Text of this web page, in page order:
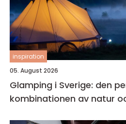
inspiration
05. August 2026
Glamping i Sverige: den
kombinationen av natur